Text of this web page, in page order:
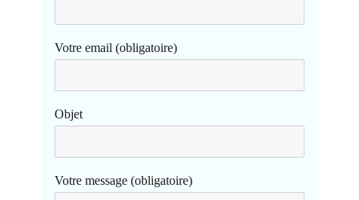
Votre email (obligatoire)
Objet
Votre message (obligatoire)